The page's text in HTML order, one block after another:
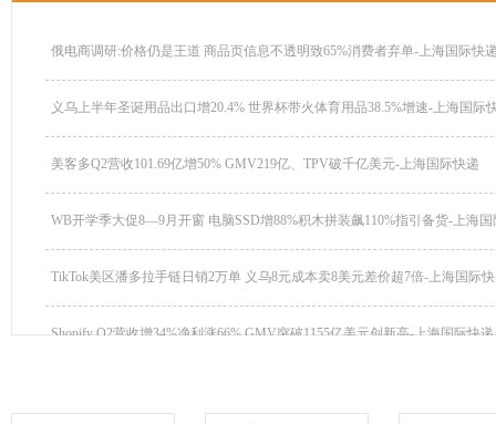
俄电商调研:价格仍是王道 商品页信息不透明致65%消费者弃单-上海国际快
义乌上半年圣诞用品出口增20.4% 世界杯带火体育用品38.5%增速-上海国际
美客多Q2营收101.69亿增50% GMV219亿、TPV破千亿美元-上海国际快递
WB开学季大促8—9月开窗 电脑SSD增88%积木拼装飙110%指引备货-上海国
TikTok美区潘多拉手链日销2万单 义乌8元成本卖8美元差价超7倍-上海国际
Shopify Q2营收增34%净利涨66% GMV突破1155亿美元创新高-上海国际快递